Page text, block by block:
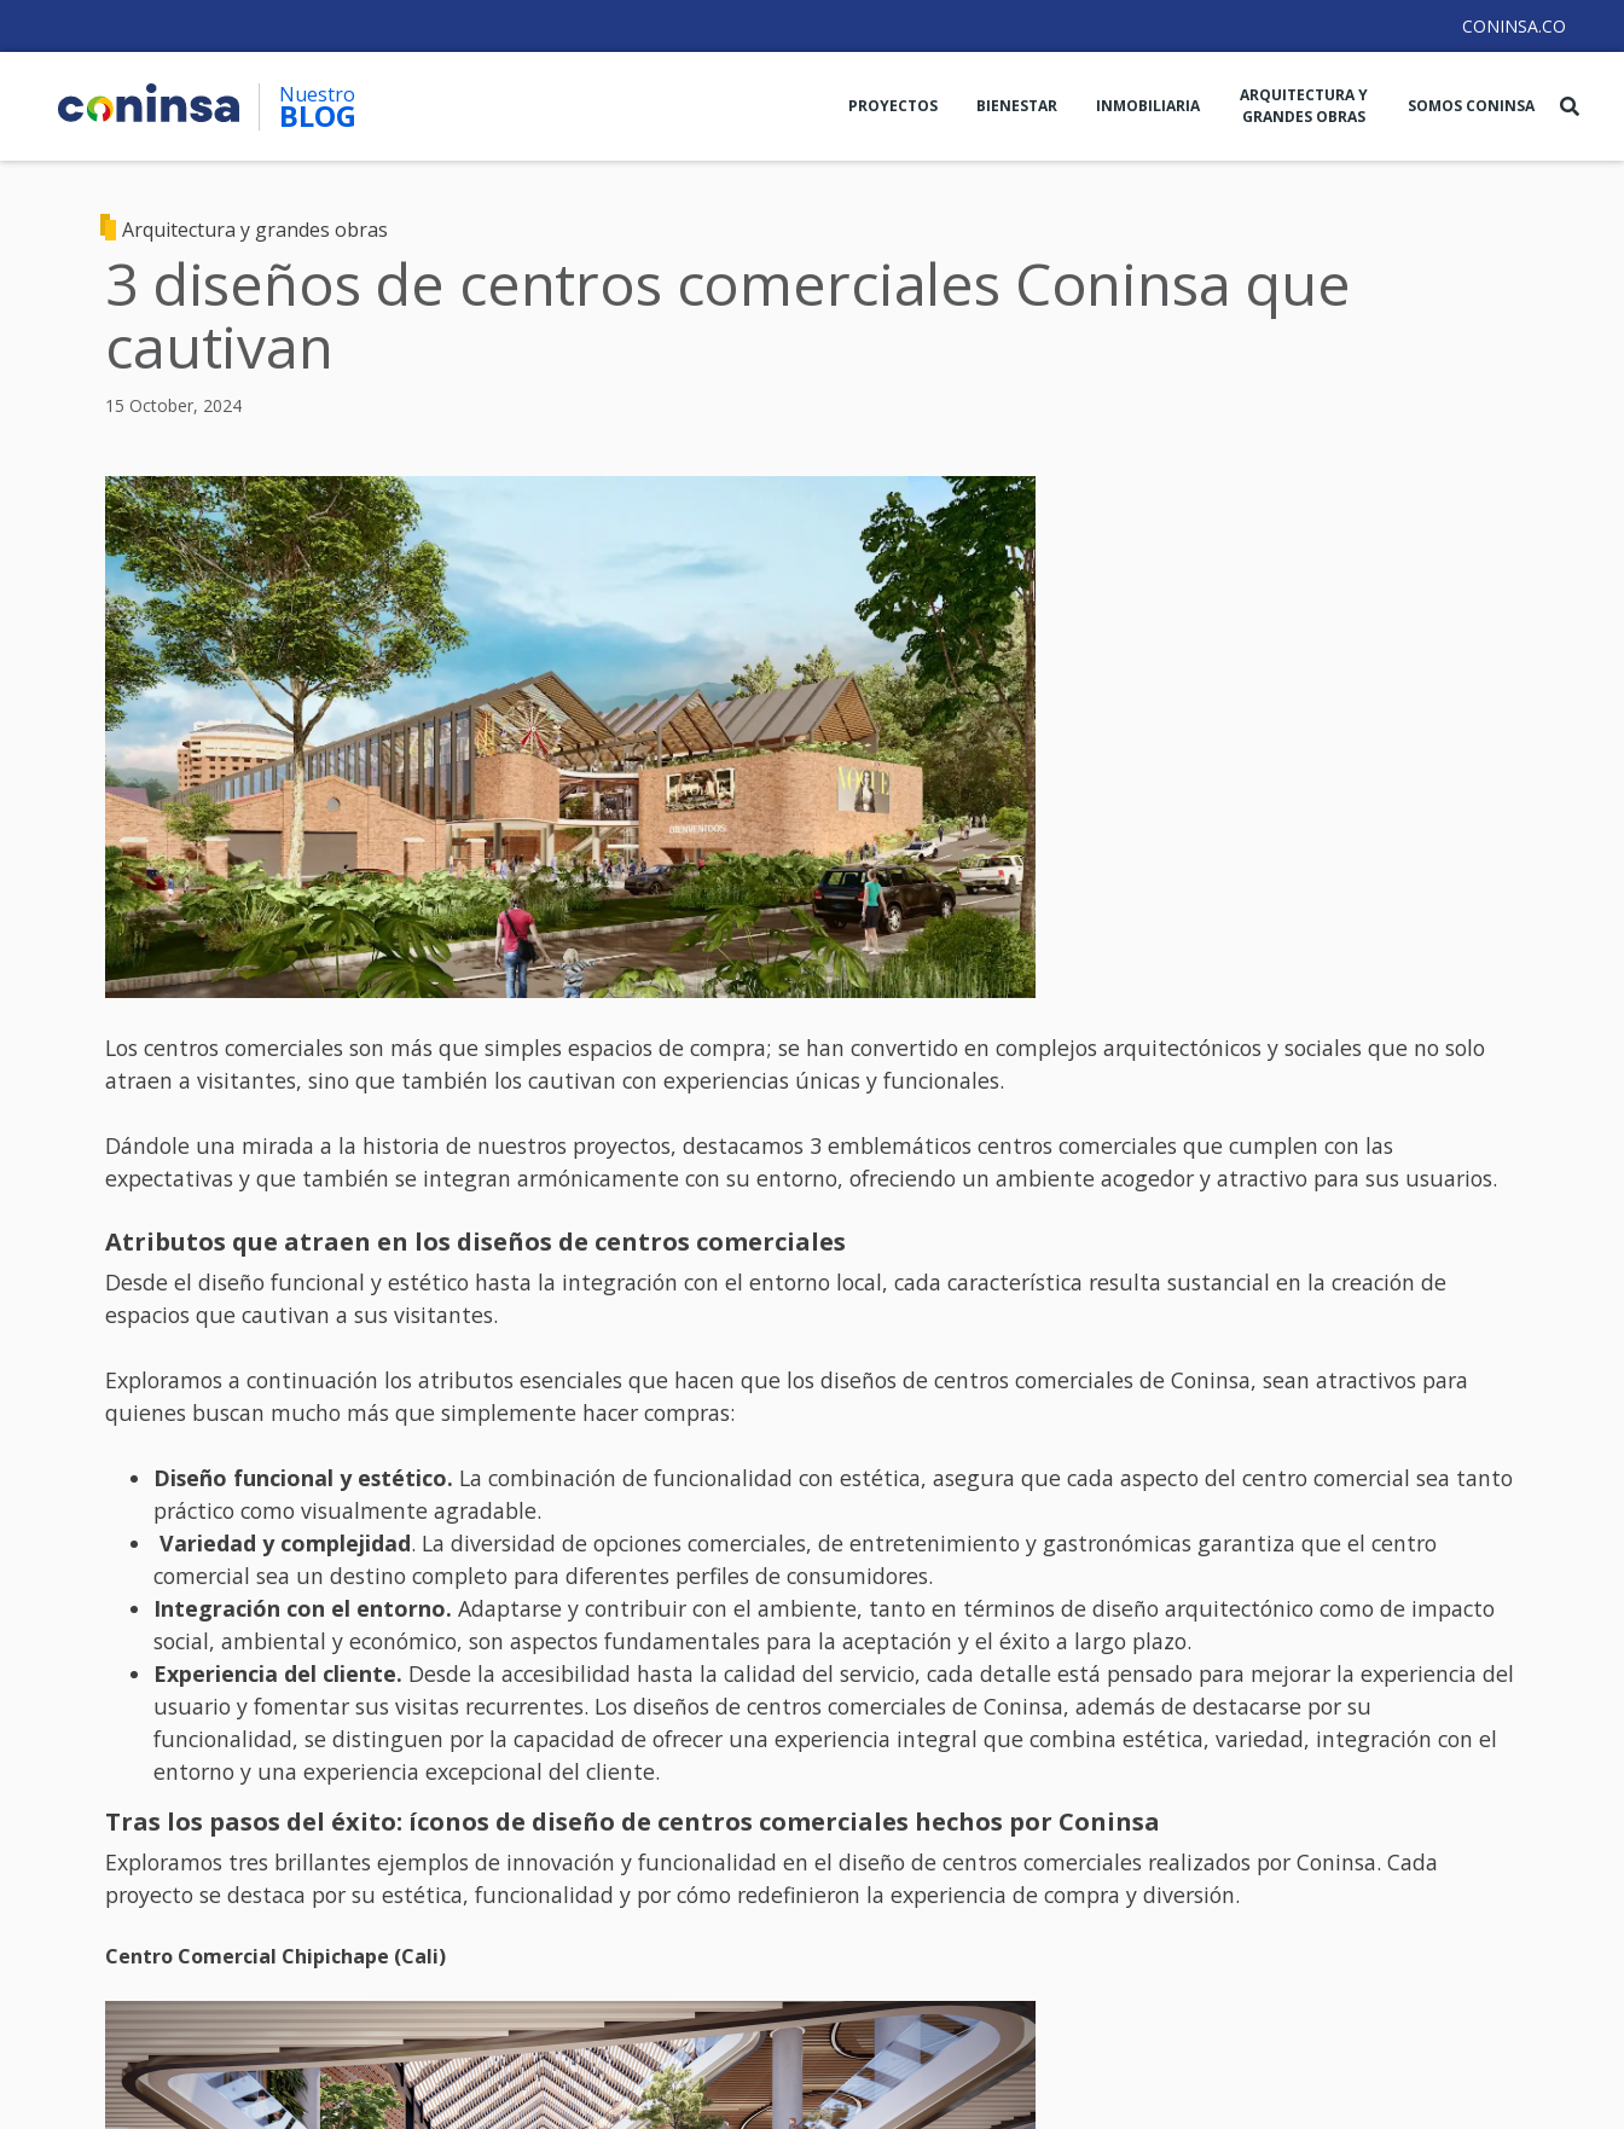
content
CONINSA.CO
Nuestro
BLOG PROYECTOS BIENESTAR INMOBILIARIA
ARQUITECTURA Y
GRANDES OBRAS
SOMOS CONINSA
Arquitectura y grandes obras
3 diseños de centros comerciales Coninsa que
cautivan
15 October, 2024
Los centros comerciales son más que simples espacios de compra; se han convertido en complejos arquitectónicos y sociales que no solo
atraen a visitantes, sino que también los cautivan con experiencias únicas y funcionales.
Dándole una mirada a la historia de nuestros proyectos, destacamos 3 emblemáticos centros comerciales que cumplen con las
expectativas y que también se integran armónicamente con su entorno, ofreciendo un ambiente acogedor y atractivo para sus usuarios.
Atributos que atraen en los diseños de centros comerciales
Desde el diseño funcional y estético hasta la integración con el entorno local, cada característica resulta sustancial en la creación de
espacios que cautivan a sus visitantes.
Exploramos a continuación los atributos esenciales que hacen que los diseños de centros comerciales de Coninsa, sean atractivos para
quienes buscan mucho más que simplemente hacer compras:
Diseño funcional y estético. La combinación de funcionalidad con estética, asegura que cada aspecto del centro comercial sea tanto
práctico como visualmente agradable.
Variedad y complejidad. La diversidad de opciones comerciales, de entretenimiento y gastronómicas garantiza que el centro
comercial sea un destino completo para diferentes perfiles de consumidores.
Integración con el entorno. Adaptarse y contribuir con el ambiente, tanto en términos de diseño arquitectónico como de impacto
social, ambiental y económico, son aspectos fundamentales para la aceptación y el éxito a largo plazo.
Experiencia del cliente. Desde la accesibilidad hasta la calidad del servicio, cada detalle está pensado para mejorar la experiencia del
usuario y fomentar sus visitas recurrentes. Los diseños de centros comerciales de Coninsa, además de destacarse por su
funcionalidad, se distinguen por la capacidad de ofrecer una experiencia integral que combina estética, variedad, integración con el
entorno y una experiencia excepcional del cliente.
Tras los pasos del éxito: íconos de diseño de centros comerciales hechos por Coninsa
Exploramos tres brillantes ejemplos de innovación y funcionalidad en el diseño de centros comerciales realizados por Coninsa. Cada
proyecto se destaca por su estética, funcionalidad y por cómo redefinieron la experiencia de compra y diversión.
Centro Comercial Chipichape (Cali)